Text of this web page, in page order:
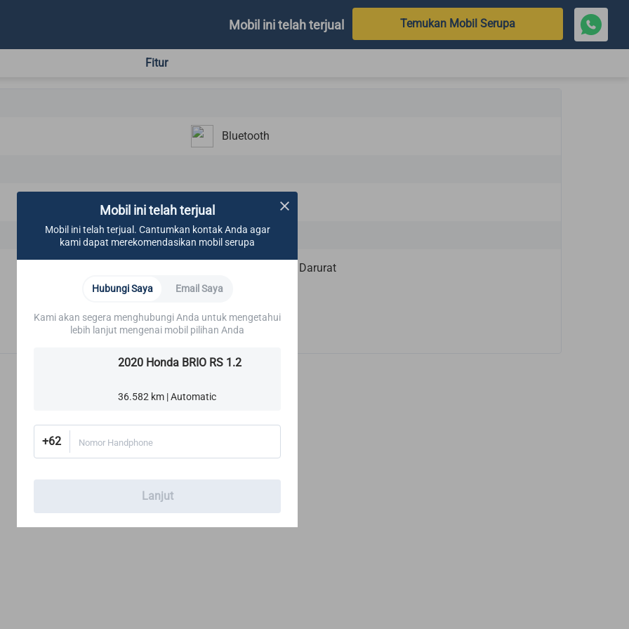
Mobil ini telah terjual Temukan Mobil Serupa
Fitur
Bluetooth
Sinyal Berhenti Darurat
Mobil ini telah terjual
Mobil ini telah terjual. Cantumkan kontak Anda agar
kami dapat merekomendasikan mobil serupa
Hubungi Saya Email Saya
Kami akan segera menghubungi Anda untuk mengetahui
lebih lanjut mengenai mobil pilihan Anda
2020 Honda BRIO RS 1.2
36.582 km | Automatic
+62 Nomor Handphone
Lanjut